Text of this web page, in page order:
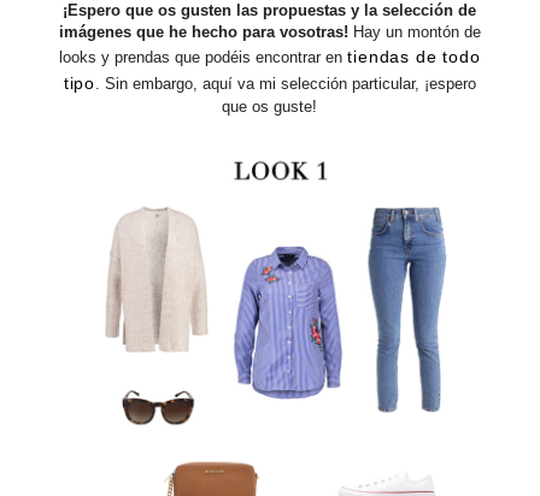
¡Espero que os gusten las propuestas y la selección de
imágenes que he hecho para vosotras! Hay un montón de
looks y prendas que podéis encontrar en tiendas de todo
tipo. Sin embargo, aquí va mi selección particular, ¡espero
que os guste!